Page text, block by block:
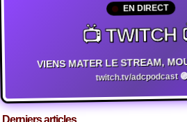
EN DIRECT
📺 TWITCH
VIENS MATER LE STREAM,
twitch.tv/adcpodcast
Derniers articles